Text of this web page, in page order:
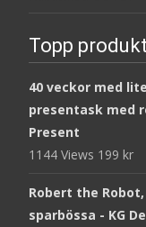
Topp
40 veckor med
presentask med
Present
1144 Views 199 kr
Robert the
sparbössa - KG